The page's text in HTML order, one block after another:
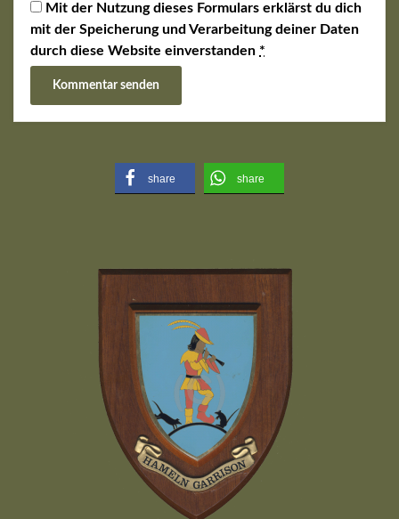
Mit der Nutzung dieses Formulars erklärst du dich
mit der Speicherung und Verarbeitung deiner Daten
durch diese Website einverstanden *
share share